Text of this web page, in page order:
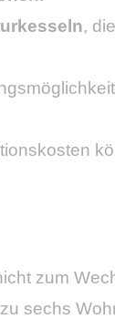
,
zum
sechs